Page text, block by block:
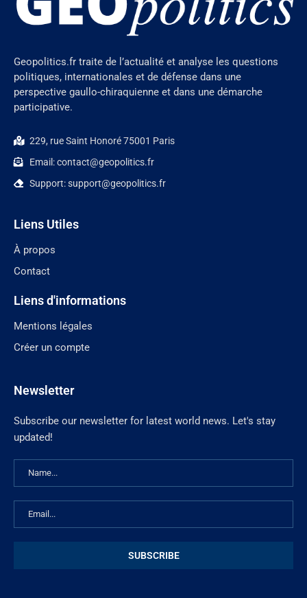
Geopolitics.fr traite de l’actualité et analyse les questions
politiques, internationales et de défense dans une
perspective gaullo-chiraquienne et dans une démarche
participative.
229, rue Saint Honoré 75001 Paris
Email: contact@geopolitics.fr
Support: support@geopolitics.fr
Liens Utiles
À propos
Contact
Liens d'informations
Mentions légales
Créer un compte
Newsletter
Subscribe our newsletter for latest world news. Let's stay
updated!